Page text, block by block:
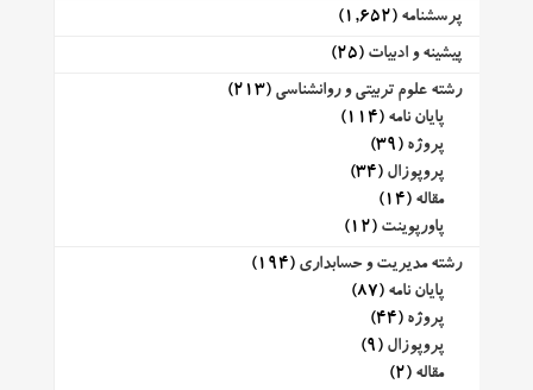
پرسشنامه (1,652)
پیشینه و ادبیات (25)
رشته علوم تربیتی و روانشناسی (213)
پایان نامه (114)
پروژه (39)
پروپوزال (34)
مقاله (14)
پاورپوینت (12)
رشته مدیریت و حسابداری (194)
پایان نامه (87)
پروژه (44)
پروپوزال (9)
مقاله (2)